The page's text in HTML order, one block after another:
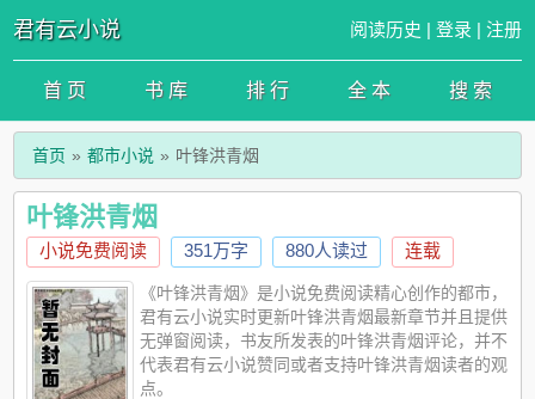
君有云小说 阅读历史 | 登录 | 注册
首 页 书 库 排 行 全 本 搜 索
首页 都市小说 叶锋洪青烟
叶锋洪青烟
小说免费阅读 351万字 880人读过 连载
《叶锋洪青烟》是小说免费阅读精心创作的都市，
君有云小说实时更新叶锋洪青烟最新章节并且提供
无弹窗阅读，书友所发表的叶锋洪青烟评论，并不
代表君有云小说赞同或者支持叶锋洪青烟读者的观
点。